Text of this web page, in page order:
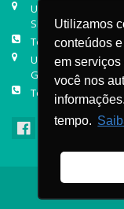
Utilizamos
conteúdos
em serviços
você nos
tempo.
Unidade II: Av.
SP
Tel.: 11 2088-4230
Unidade
Guarulhos SP
Tel.: 11 2468-0088 |